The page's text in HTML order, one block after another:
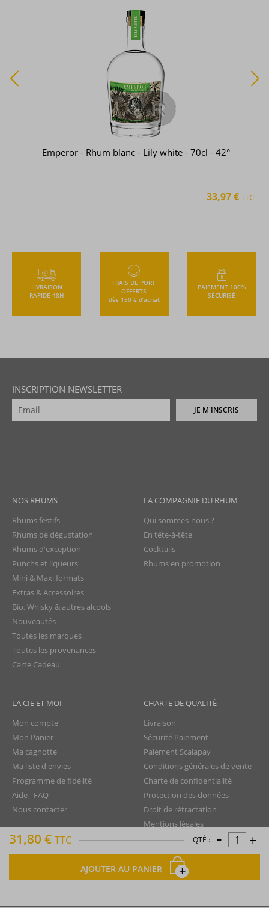
31,80 € TTC QTÉ : - +
AJOUTER AU PANIER
Emperor - Rhum blanc - Lily white - 70cl - 42°
33,97 €TTC
LIVRAISON
RAPIDE 48H
FRAIS DE PORT
OFFERTS
dès 150 € d’achat
PAIEMENT 100%
SÉCURISÉ
INSCRIPTION NEWSLETTER
JE M'INSCRIS
NOS RHUMS
Rhums festifs
Rhums de dégustation
Rhums d'exception
Punchs et liqueurs
Mini & Maxi formats
Extras & Accessoires
Bio, Whisky & autres alcools
Nouveautés
Toutes les marques
Toutes les provenances
Carte Cadeau
LA COMPAGNIE DU RHUM
Qui sommes-nous ?
En tête-à-tête
Cocktails
Rhums en promotion
LA CIE ET MOI
Mon compte
Mon Panier
Ma cagnotte
Ma liste d'envies
Programme de fidélité
Aide - FAQ
Nous contacter
CHARTE DE QUALITÉ
Livraison
Sécurité Paiement
Paiement Scalapay
Conditions générales de vente
Charte de confidentialité
Protection des données
Droit de rétractation
Mentions légales
Plan du site